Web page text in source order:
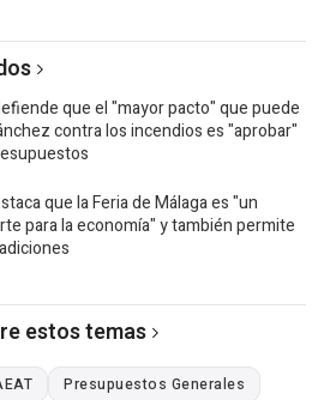
que el "mayor pacto" que puede
contra los incendios es "aprobar"
que la Feria de Málaga es "un
para la economía" y también permite
estos temas
Presupuestos Generales